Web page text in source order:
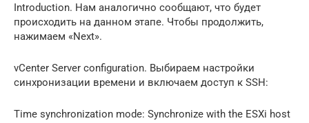
Introduction. Нам аналогично сообщают, что будет
происходить на данном этапе. Чтобы продолжить,
нажимаем «Next».
vCenter Server configuration. Выбираем настройки
синхронизации времени и включаем доступ к SSH:
Time synchronization mode: Synchronize with the ESXi host